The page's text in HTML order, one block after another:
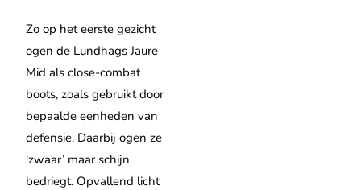
Zo op het eerste gezicht
ogen de Lundhags Jaure
Mid als close-combat
boots, zoals gebruikt door
bepaalde eenheden van
defensie. Daarbij ogen ze
‘zwaar’ maar schijn
bedriegt. Opvallend licht